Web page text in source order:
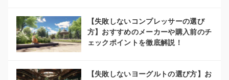
【失敗しないコンプレッサーの選び
方】おすすめのメーカーや購入前のチ
ェックポイントを徹底解説！
【失敗しないヨーグルトの選び方】お